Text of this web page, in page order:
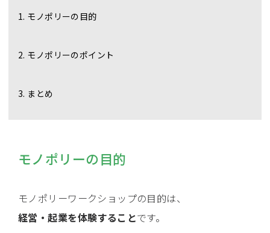
1. モノポリーの目的
2. モノポリーのポイント
3. まとめ
モノポリーの目的
モノポリーワークショップの目的は、
経営・起業を体験することです。